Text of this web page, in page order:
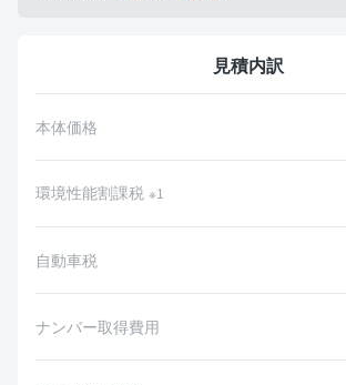
見積内訳
本体価格
環境性能割課税 ※1
自動車税
ナンバー取得費用